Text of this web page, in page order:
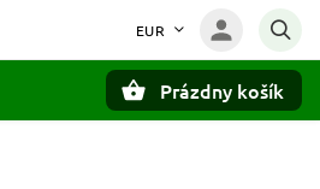
EUR
Prázdny košík